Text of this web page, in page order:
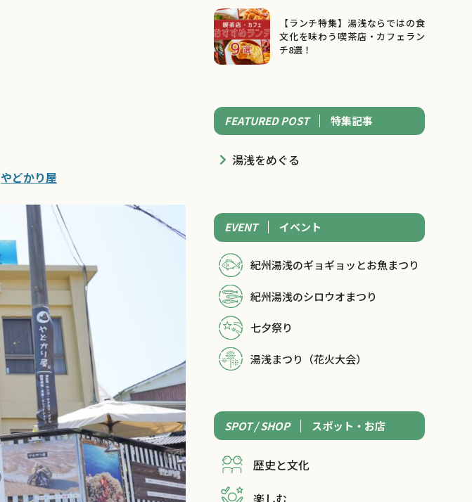
やどかり屋
【ランチ特集】湯浅ならではの食
文化を味わう喫茶店・カフェラン
チ8選！
FEATURED POST 特集記事
湯浅をめぐる
EVENT イベント
紀州湯浅のギョギョッとお魚まつり
紀州湯浅のシロウオまつり
七夕祭り
湯浅まつり（花火大会）
SPOT / SHOP スポット・お店
歴史と文化
楽しむ